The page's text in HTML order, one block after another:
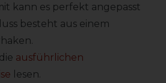
kann es perfekt angepasst
besteht aus einem
ausführlichen
lesen.